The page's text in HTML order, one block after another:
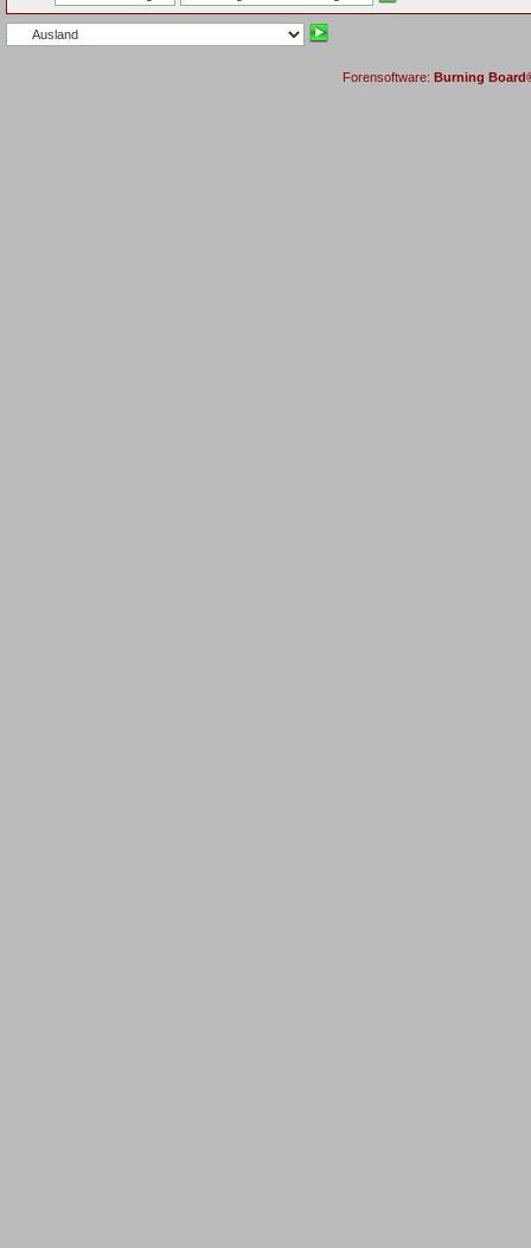
Forensoftware: Burning